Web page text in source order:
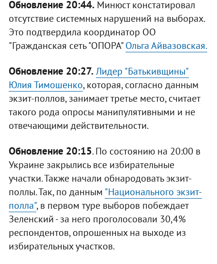
Обновление 20:44.Минюст констатировал
отсутствие системных нарушений на выборах.
Это подтвердила координатор ОО
"Гражданская сеть "ОПОРА"Ольга Айвазовская.
Обновление 20:27.Лидер "Батькивщины"
Юлия Тимошенко, которая, согласно данным
экзит-поллов, занимает третье место, считает
такого рода опросы манипулятивными и не
отвечающими действительности.
Обновление 20:15. По состоянию на 20:00 в
Украине закрылись все избирательные
участки. Также начали обнародовать экзит-
поллы. Так, по данным "Национального экзит-
полла", в первом туре выборов побеждает
Зеленский - за него проголосовали 30,4%
респондентов, опрошенных на выходе из
избирательных участков.